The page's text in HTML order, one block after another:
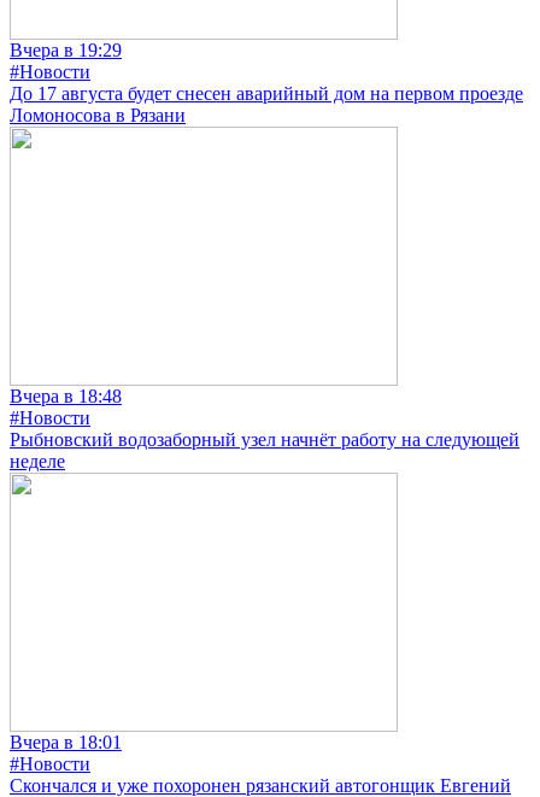
Вчера в 19:29
#Новости
До 17 августа будет снесен аварийный дом на первом проезде
Ломоносова в Рязани
Вчера в 18:48
#Новости
Рыбновский водозаборный узел начнёт работу на следующей
неделе
Вчера в 18:01
#Новости
Скончался и уже похоронен рязанский автогонщик Евгений